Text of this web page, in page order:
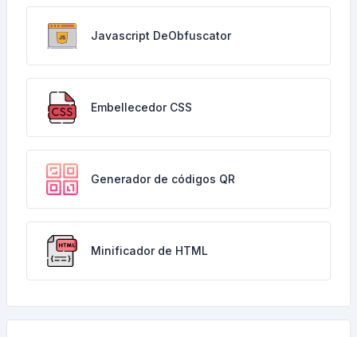
Javascript DeObfuscator
Embellecedor CSS
Generador de códigos QR
Minificador de HTML